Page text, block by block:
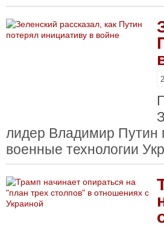
лидер Владимир Путин
военные технологии